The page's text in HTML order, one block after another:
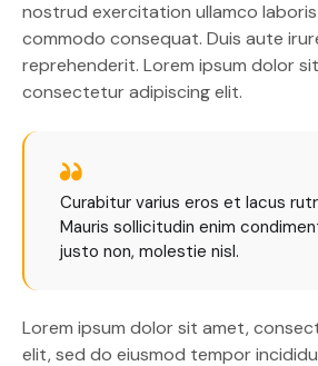
nostrud exercitation ullamco
commodo consequat. Duis aute
reprehenderit. Lorem ipsum dolor
consectetur adipiscing elit.
Curabitur varius eros et lacus
Mauris sollicitudin enim
justo non, molestie nisl.
Lorem ipsum dolor sit amet,
elit, sed do eiusmod tempor